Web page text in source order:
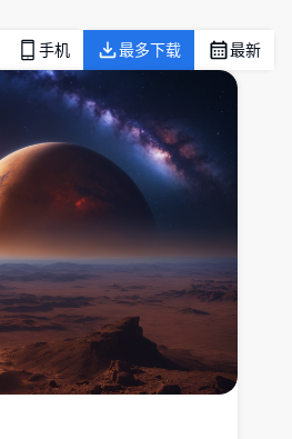
手机 最多下载 最新